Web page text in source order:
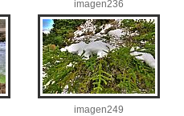
imagen236
imagen249